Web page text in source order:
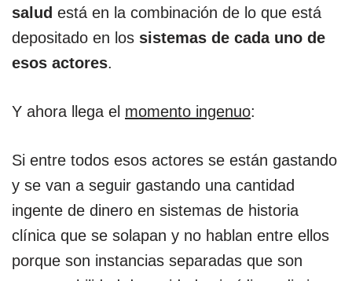
salud está en la combinación de lo que está
depositado en los sistemas de cada uno de
esos actores.
Y ahora llega el momento ingenuo:
Si entre todos esos actores se están gastando
y se van a seguir gastando una cantidad
ingente de dinero en sistemas de historia
clínica que se solapan y no hablan entre ellos
porque son instancias separadas que son